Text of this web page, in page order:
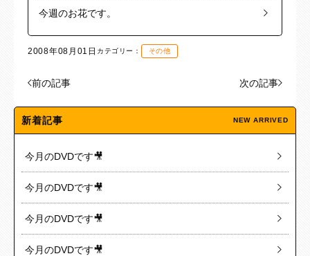
今週のお花です。
2008年08月01日 カテゴリー： その他
前の記事 次の記事
新着記事 NEW ARRIVED
今月のDVDです🎥
今月のDVDです🎥
今月のDVDです🎥
今月のDVDです🎥